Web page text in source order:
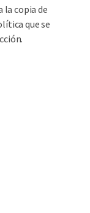
la copia de
que se